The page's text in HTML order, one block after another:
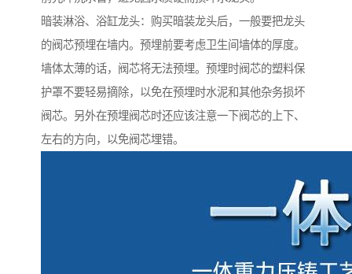
暗装淋浴、浴缸龙头：购买暗装龙头后，一般要把龙头
的阀芯预埋在墙内。预埋前要考虑卫生间墙体的厚度。
墙体太薄的话，阀芯将无法预埋。预埋时阀芯的塑料保
护罩不要轻易摘除，以免在预埋时水泥和其他杂务损坏
阀芯。另外在预埋阀芯时还应该注意一下阀芯的上下、
左右的方向，以免阀芯埋错。